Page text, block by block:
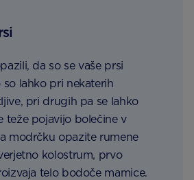
da so se vaše prsi
so lahko pri nekaterih
pri drugih pa se lahko
teže pojavijo bolečine v
modrčku opazite rumene
kolostrum, prvo
telo bodoče mamice.